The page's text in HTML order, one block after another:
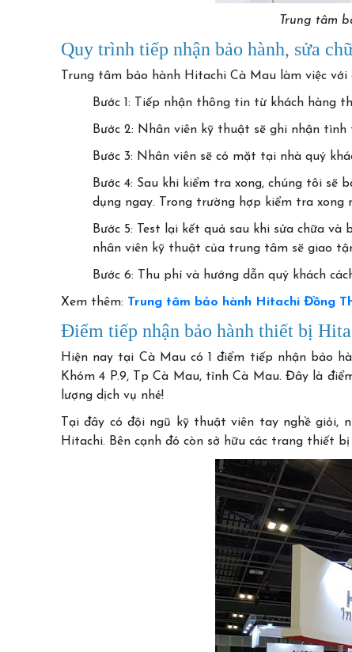
Trung tâm
Quy trình tiếp nhận bảo hành, sửa
Trung tâm bảo hành Hitachi Cà Mau làm việc với
Bước 1: Tiếp nhận thông tin từ khách hàng
Bước 2: Nhân viên kỹ thuật sẽ ghi nhận
Bước 3: Nhân viên sẽ có mặt tại nhà quý
Bước 4: Sau khi kiểm tra xong, chúng tôi
dụng ngay. Trong trường hợp kiểm tra
Bước 5: Test lại kết quả sau khi sửa chữa
nhân viên kỹ thuật của trung tâm sẽ giao
Bước 6: Thu phí và hướng dẫn quý khách
Xem thêm: Trung tâm bảo hành Hitachi Đồng
Điểm tiếp nhận bảo hành thiết bị
Hiện nay tại Cà Mau có 1 điểm tiếp nhận bảo
Khóm 4 P.9, Tp Cà Mau, tỉnh Cà Mau. Đây là
lượng dịch vụ nhé!
Tại đây có đội ngũ kỹ thuật viên tay nghề giỏi,
Hitachi. Bên cạnh đó còn sở hữu các trang thiết